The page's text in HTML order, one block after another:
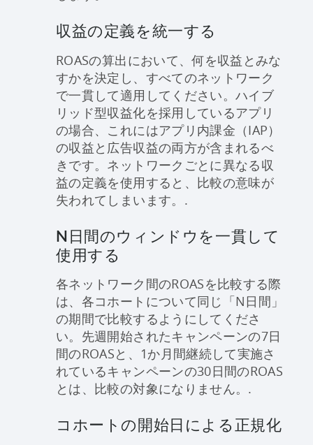
収益の定義を統一する
ROASの算出において、何を収益とみな
すかを決定し、すべてのネットワーク
で一貫して適用してください。ハイブ
リッド型収益化を採用しているアプリ
の場合、これにはアプリ内課金（IAP）
の収益と広告収益の両方が含まれるべ
きです。ネットワークごとに異なる収
益の定義を使用すると、比較の意味が
失われてしまいます。.
N日間のウィンドウを一貫して
使用する
各ネットワーク間のROASを比較する際
は、各コホートについて同じ「N日間」
の期間で比較するようにしてくださ
い。先週開始されたキャンペーンの7日
間のROASと、1か月間継続して実施さ
れているキャンペーンの30日間のROAS
とは、比較の対象になりません。.
コホートの開始日による正規化